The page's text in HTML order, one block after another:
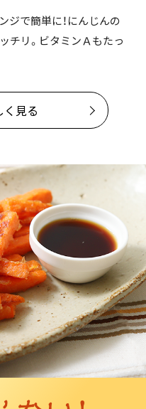
ジで簡単に！にんじんの
チリ。ビタミンＡもたっ
く見る